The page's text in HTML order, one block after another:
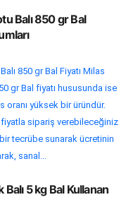
Balı 850 gr Bal
850 gr Bal Fiyatı Milas
gr Bal fiyatı hususunda ise
oranı yüksek bir üründür.
sipariş verebileceğiniz
tecrübe sunarak ücretinin
sanal...
5 kg Bal Kullanan